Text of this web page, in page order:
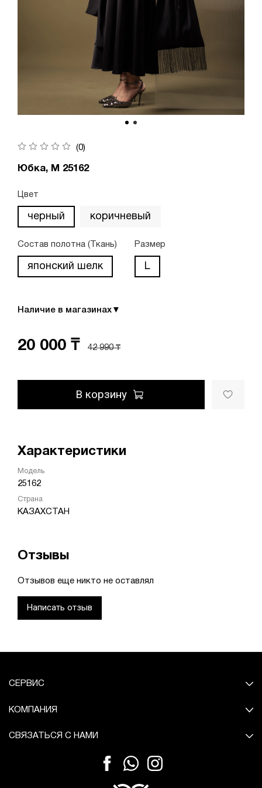
(0)
Юбка, М 25162
Цвет
черный коричневый
Состав полотна (Ткань)
японский шелк
Размер
L
Наличие в магазинах ▼
20 000 ₸ 42 990 ₸
В корзину
Характеристики
Модель
25162
Страна
КАЗАХСТАН
Отзывы
Отзывов еще никто не оставлял
Написать отзыв
СЕРВИС
КОМПАНИЯ
СВЯЗАТЬСЯ С НАМИ